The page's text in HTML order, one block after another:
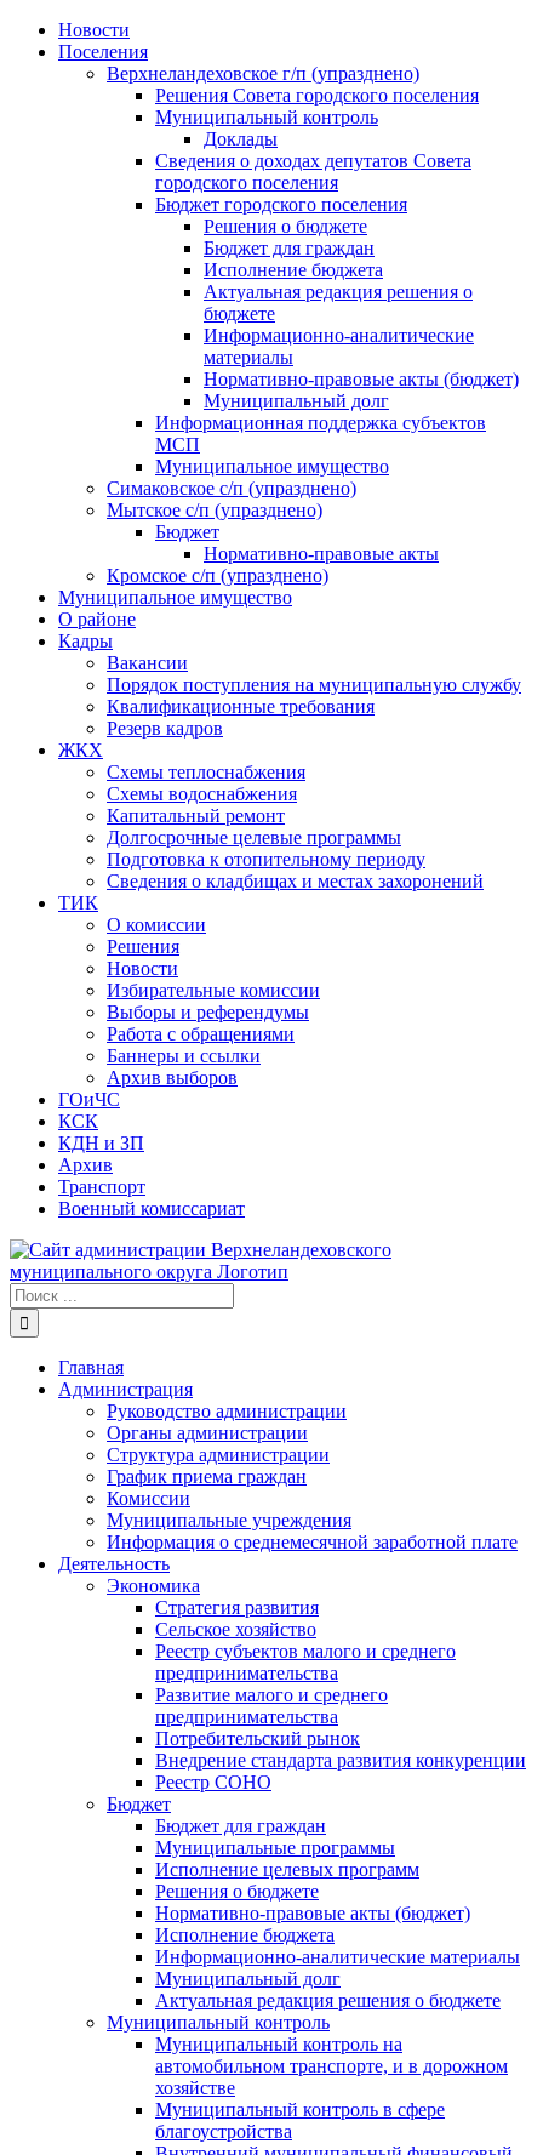
Skip
Новости
Поселения
Верхнеландеховское г/п (упразднено)
Решения Совета городского поселения
Муниципальный контроль
Доклады
Сведения о доходах депутатов Совета
городского поселения
Бюджет городского поселения
Решения о бюджете
Бюджет для граждан
Исполнение бюджета
Актуальная редакция решения о
бюджете
Информационно-аналитические
материалы
Нормативно-правовые акты (бюджет)
Муниципальный долг
Информационная поддержка субъектов
МСП
Муниципальное имущество
Симаковское с/п (упразднено)
Мытское с/п (упразднено)
Бюджет
Нормативно-правовые акты
Кромское с/п (упразднено)
Муниципальное имущество
О районе
Кадры
Вакансии
Порядок поступления на муниципальную службу
Квалификационные требования
Резерв кадров
ЖКХ
Схемы теплоснабжения
Схемы водоснабжения
Капитальный ремонт
Долгосрочные целевые программы
Подготовка к отопительному периоду
Сведения о кладбищах и местах захоронений
ТИК
О комиссии
Решения
Новости
Избирательные комиссии
Выборы и референдумы
Работа с обращениями
Баннеры и ссылки
Архив выборов
ГОиЧС
КСК
КДН и ЗП
Архив
Транспорт
Военный комиссариат
Результат
поиска:
Главная
Администрация
Руководство администрации
Органы администрации
Структура администрации
График приема граждан
Комиссии
Муниципальные учреждения
Информация о среднемесячной заработной плате
Деятельность
Экономика
Стратегия развития
Сельское хозяйство
Реестр субъектов малого и среднего
предпринимательства
Развитие малого и среднего
предпринимательства
Потребительский рынок
Внедрение стандарта развития конкуренции
Реестр СОНО
Бюджет
Бюджет для граждан
Муниципальные программы
Исполнение целевых программ
Решения о бюджете
Нормативно-правовые акты (бюджет)
Исполнение бюджета
Информационно-аналитические материалы
Муниципальный долг
Актуальная редакция решения о бюджете
Муниципальный контроль
Муниципальный контроль на
автомобильном транспорте, и в дорожном
хозяйстве
Муниципальный контроль в сфере
благоустройства